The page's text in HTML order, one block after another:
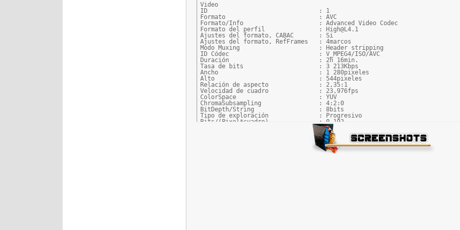
Video
ID                               : 1
Formato                          : AVC
Formato/Info                     : Advanced Video Codec
Formato del perfil               : High@L4.1
Ajustes del formato, CABAC       : Si
Ajustes del formato, RefFrames   : 4marcos
Modo Muxing                      : Header stripping
ID Códec                         : V_MPEG4/ISO/AVC
Duración                         : 2h 16min.
Tasa de bits                     : 3 213Kbps
Ancho                            : 1 280pixeles
Alto                             : 544pixeles
Relación de aspecto              : 2,35:1
Velocidad de cuadro              : 23,976fps
ColorSpace                       : YUV
ChromaSubsampling                : 4:2:0
BitDepth/String                  : 8bits
Tipo de exploración              : Progresivo
Bits/(Pixel*cuadro)              : 0.192
Tamaño de pista                  : 2,98GIB (81%)
Librería de codificación         : x264 core 115 r1995 c1e60b9
Opciones de codificación         : cabac=1 / ref=3 / deblock=1:0:0 /
Idioma                           : Inglés